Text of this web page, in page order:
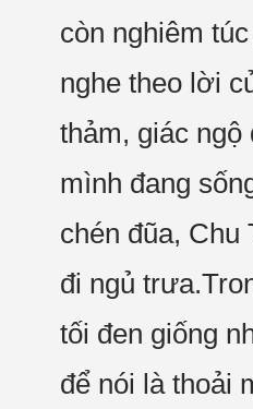
còn nghiêm
nghe theo lời
thảm, giác ngộ
mình đang
chén đũa, Chu
đi ngủ
tối đen giống
để nói là thoải